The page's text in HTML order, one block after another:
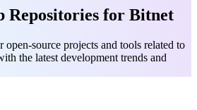
Repositories for Bitnet
open-source projects and tools related to
the latest development trends and